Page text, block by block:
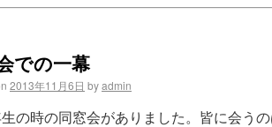
での一幕
2013年11月6日 byadmin
の時の同窓会がありました。皆に会う